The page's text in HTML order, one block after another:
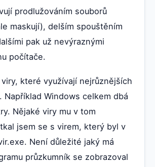
prodlužováním souborů
maskují), delším spouštěním
pak už nevýraznými
počítače.
které využívají nejrůznějších
Například Windows celkem dbá
Nějaké viry mu v tom
jsem se s virem, který byl v
Není důležité jaký má
průzkumník se zobrazoval